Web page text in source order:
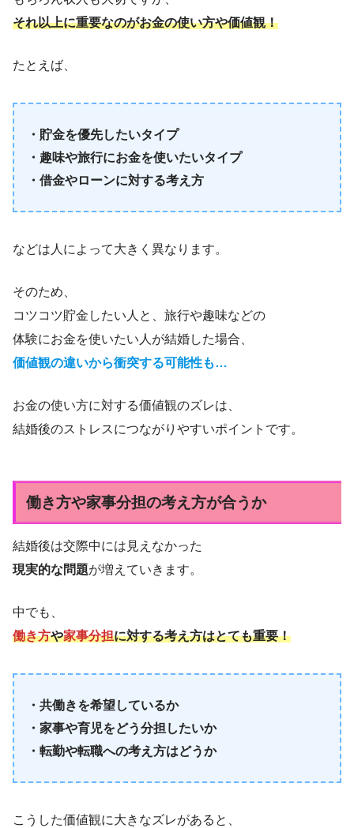
それ以上に重要なのがお金の使い方や価値観！
たとえば、
・貯金を優先したいタイプ
・趣味や旅行にお金を使いたいタイプ
・借金やローンに対する考え方
などは人によって大きく異なります。
そのため、
コツコツ貯金したい人と、旅行や趣味などの
体験にお金を使いたい人が結婚した場合、
価値観の違いから衝突する可能性も…
お金の使い方に対する価値観のズレは、
結婚後のストレスにつながりやすいポイントです。
働き方や家事分担の考え方が合うか
結婚後は交際中には見えなかった
現実的な問題が増えていきます。
中でも、
働き方や家事分担に対する考え方はとても重要！
・共働きを希望しているか
・家事や育児をどう分担したいか
・転勤や転職への考え方はどうか
こうした価値観に大きなズレがあると、